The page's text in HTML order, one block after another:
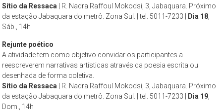
Sítio da Ressaca | R. Nadra Raffoul Mokodsi, 3, Jabaquara. Próximo
da estação Jabaquara do metrô. Zona Sul. | tel. 5011-7233 |
Dia 18
Sáb., 14h
Rejunte poético
A atividade tem como objetivo convidar os participantes a
reescreverem narrativas artísticas através da poesia escrita ou
desenhada de forma coletiva.
Sítio da Ressaca | R. Nadra Raffoul Mokodsi, 3, Jabaquara. Próximo
da estação Jabaquara do metrô. Zona Sul. | tel. 5011-7233 |
Dia 19
Dom., 14h